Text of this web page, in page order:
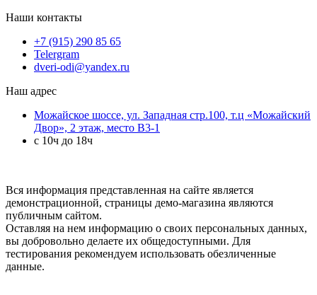
Наши контакты
+7 (915) 290 85 65
Telergram
dveri-odi@yandex.ru
Наш адрес
Можайское шоссе, ул. Западная стр.100, т.ц «Можайский
Двор», 2 этаж, место B3-1
с 10ч до 18ч
Вся информация представленная на сайте является
демонстрационной, страницы демо-магазина являются
публичным сайтом.
Оставляя на нем информацию о своих персональных данных,
вы добровольно делаете их общедоступными. Для
тестирования рекомендуем использовать обезличенные
данные.